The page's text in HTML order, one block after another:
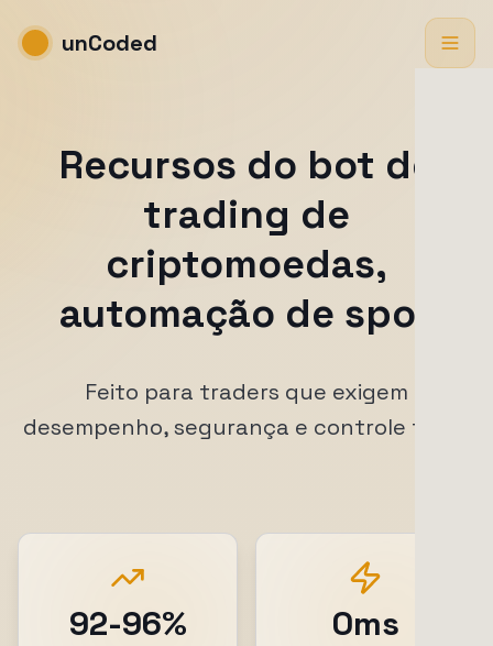
unCoded
Recursos do bot de
trading de
criptomoedas,
automação de spot
Feito para traders que exigem
desempenho, segurança e controle total.
92-96% 0ms